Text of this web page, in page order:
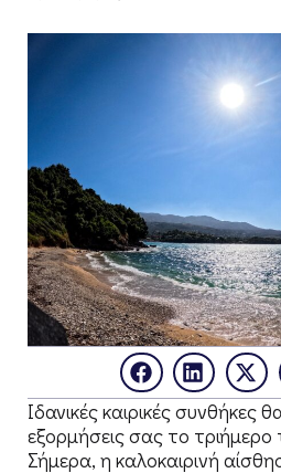
Ιδανικές καιρικές συνθήκες
εξορμήσεις σας το
Σήμερα, η καλοκαιρινή